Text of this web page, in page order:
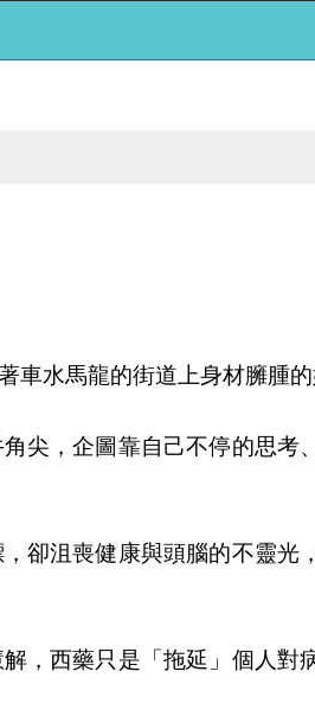
水馬龍的街道上身材臃腫的
尖，企圖靠自己不停的思
卻沮喪健康與頭腦的不靈
，西藥只是「拖延」個人